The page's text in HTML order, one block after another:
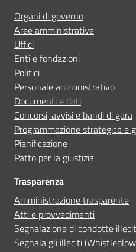
Prenota appuntamento
Segnala disservizio
Organi di governo
Aree amministrative
Uffici
Enti e fondazioni
Politici
Personale amministrativo
Documenti e dati
Concorsi, avvisi e bandi di gara
Programmazione strategica e
Pianificazione
Patto per la giustizia
Trasparenza
Amministrazione trasparente
Atti e provvedimenti
Segnalazione di condotte
Segnala gli illeciti